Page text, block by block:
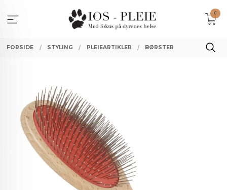
innholdet
0
FORSIDE STYLING PLEIEARTIKLER BØRSTER